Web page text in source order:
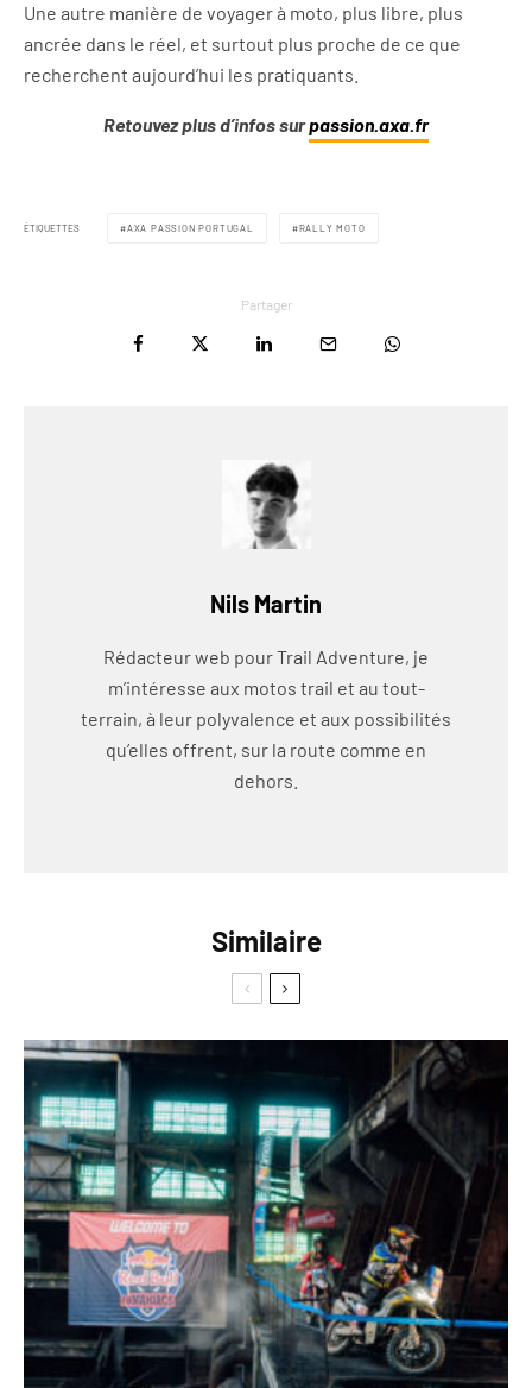
Une autre manière de voyager à moto, plus libre, plus
ancrée dans le réel, et surtout plus proche de ce que
recherchent aujourd’hui les pratiquants.
Retouvez plus d’infos surpassion.axa.fr
ÉTIQUETTES AXA PASSION PORTUGAL RALLY MOTO
Partager
Nils Martin
Rédacteur web pour Trail Adventure, je
m’intéresse aux motos trail et au tout-
terrain, à leur polyvalence et aux possibilités
qu’elles offrent, sur la route comme en
dehors.
Similaire